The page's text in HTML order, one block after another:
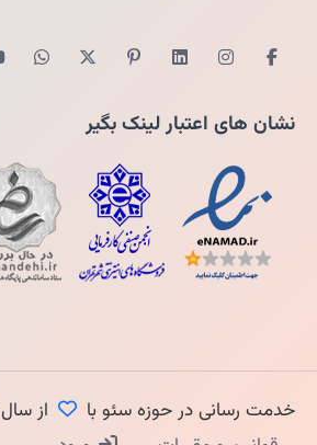
نشان های اعتبار لینک بگیر
خدمت رسانی در حوزه سئو با
از سال 1395 تاکنون